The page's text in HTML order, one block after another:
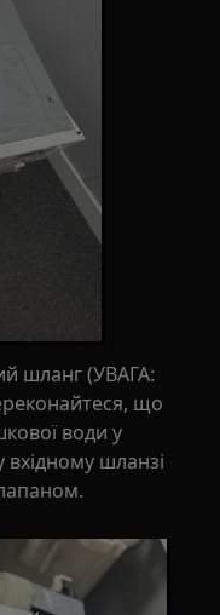
шланг (УВАГА:
що
води у
вхідному шланзі